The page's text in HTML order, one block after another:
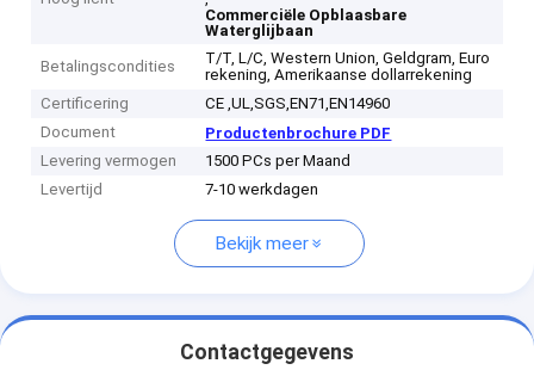
Commerciële Opblaasbare
Waterglijbaan
Betalingscondities
T/T, L/C, Western Union, Geldgram, Euro
rekening, Amerikaanse dollarrekening
Certificering
CE ,UL,SGS,EN71,EN14960
Document
Productenbrochure PDF
Levering vermogen
1500 PCs per Maand
Levertijd
7-10 werkdagen
Bekijk meer
Contactgegevens